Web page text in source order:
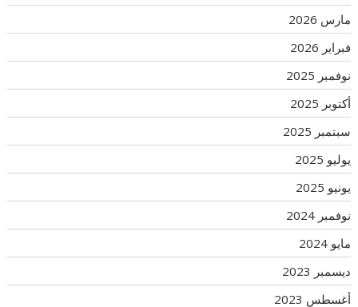
مارس 2026
فبراير 2026
نوفمبر 2025
أكتوبر 2025
سبتمبر 2025
يوليو 2025
يونيو 2025
نوفمبر 2024
مايو 2024
ديسمبر 2023
أغسطس 2023